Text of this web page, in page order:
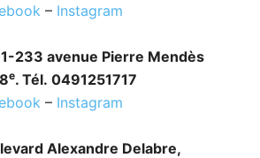
– Instagram
233 avenue Pierre Mendès
e. Tél. 0491251717
– Instagram
Alexandre Delabre,